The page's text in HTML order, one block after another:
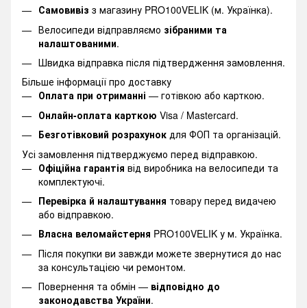
Самовивіз з магазину PRO100VELIK (м. Українка).
Велосипеди відправляємо зібраними та
налаштованими.
Швидка відправка після підтвердження замовлення.
Більше інформації про доставку
Оплата при отриманні — готівкою або карткою.
Онлайн-оплата карткою Visa / Mastercard.
Безготівковий розрахунок для ФОП та організацій.
Усі замовлення підтверджуємо перед відправкою.
Офіційна гарантія від виробника на велосипеди та
комплектуючі.
Перевірка й налаштування товару перед видачею
або відправкою.
Власна веломайстерня PRO100VELIK у м. Українка.
Після покупки ви завжди можете звернутися до нас
за консультацією чи ремонтом.
Повернення та обмін — відповідно до
законодавства України.